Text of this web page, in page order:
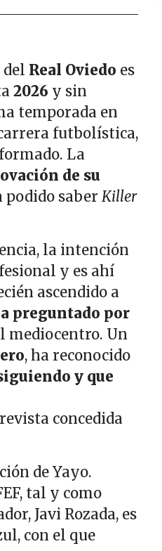
Real Oviedo es
2026 y sin
temporada en
futbolística,
La
de su
podido saber Killer
la intención
y es ahí
ascendido a
preguntado por
mediocentro. Un
, ha reconocido
y que
concedida
de Yayo.
tal y como
Javi Rozada, es
con el que